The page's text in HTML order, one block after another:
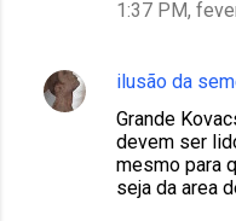
1:37 PM,
ilusão da
Grande
devem ser
mesmo para
seja da area